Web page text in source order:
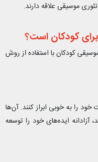
موسیقی علاقه دارند.
کودکان است؟
کودکان با استفاده از روش
را به خوبی ابراز کنند. آن‌ها
آزادانه ایده‌های خود را توسعه